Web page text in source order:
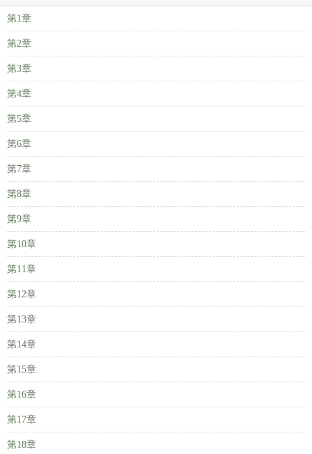
第1章
第2章
第3章
第4章
第5章
第6章
第7章
第8章
第9章
第10章
第11章
第12章
第13章
第14章
第15章
第16章
第17章
第18章